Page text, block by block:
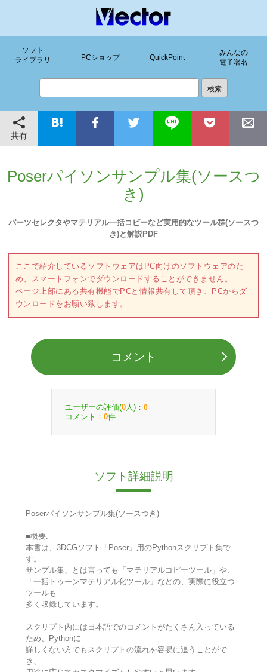
ソフト
ライブラリ
PCショップ QuickPoint
みんなの
電子署名
共有
Poserパイソンサンプル集(ソースつ
き)
パーツセレクタやマテリアル一括コピーなど実用的なツール群(ソースつ
き)と解説PDF
ここで紹介しているソフトウェアはPC向けのソフトウェアのた
め、スマートフォンでダウンロードすることができません。
ページ上部にある共有機能でPCと情報共有して頂き、PCからダ
ウンロードをお願い致します。
コメント
ユーザーの評価(0 人)： 0
コメント： 0件
ソフト詳細説明
Poserパイソンサンプル集(ソースつき)
■概要:
本書は、3DCGソフト「Poser」用のPythonスクリプト集で
す。
サンプル集、とは言っても「マテリアルコピーツール」や、
「一括トゥーンマテリアル化ツール」などの、実際に役立つ
ツールも
多く収録しています。
スクリプト内には日本語でのコメントがたくさん入っている
ため、Pythonに
詳しくない方でもスクリプトの流れを容易に追うことがで
き、